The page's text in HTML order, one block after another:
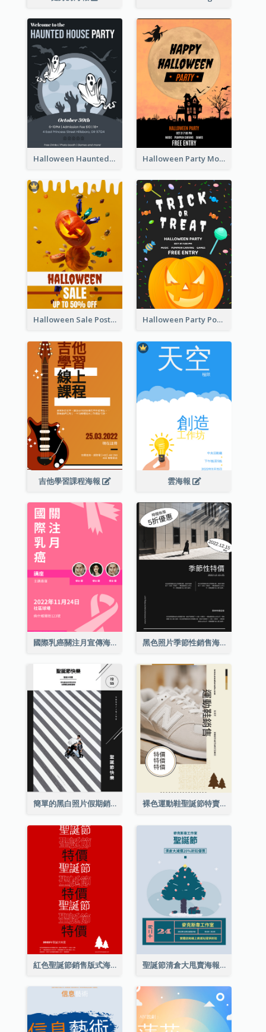
Halloween Haunted House Party Poster Halloween Party Moon Photo Poster
Halloween Sale Poster Halloween Party Poster
吉他學習課程海報 雲海報
國際乳癌關注月宣傳海報 黑色照片季節性銷售海報
簡單的黑白照片假期銷售海報 裸色運動鞋聖誕節特賣海報
紅色聖誕節銷售版式海報 聖誕節清倉大甩賣海報